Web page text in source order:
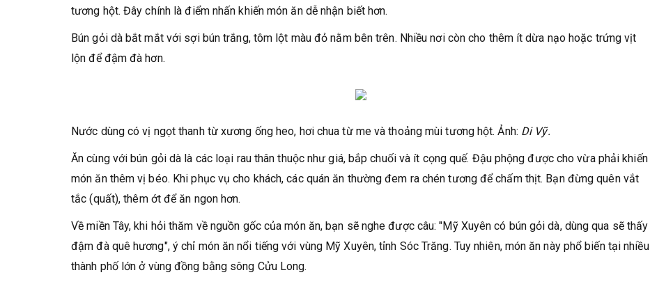
tương hột. Đây chính là điểm nhấn khiến món ăn dễ nhận biết hơn.
Bún gỏi dà bắt mắt với sợi bún trắng, tôm lột màu đỏ nằm bên trên. Nhiều nơi còn cho thêm ít dừa nạo hoặc trứng vịt
lộn để đậm đà hơn.
Nước dùng có vị ngọt thanh từ xương ống heo, hơi chua từ me và thoảng mùi tương hột. Ảnh: Di Vỹ.
Ăn cùng với bún gỏi dà là các loại rau thân thuộc như giá, bắp chuối và ít cọng quế. Đậu phộng được cho vừa phải khiến
món ăn thêm vị béo. Khi phục vụ cho khách, các quán ăn thường đem ra chén tương để chấm thịt. Bạn đừng quên vắt
tắc (quất), thêm ớt để ăn ngon hơn.
Về miền Tây, khi hỏi thăm về nguồn gốc của món ăn, bạn sẽ nghe được câu: "Mỹ Xuyên có bún gỏi dà, dùng qua sẽ thấy
đậm đà quê hương", ý chỉ món ăn nổi tiếng với vùng Mỹ Xuyên, tỉnh Sóc Trăng. Tuy nhiên, món ăn này phổ biến tại nhiều
thành phố lớn ở vùng đồng bằng sông Cửu Long.